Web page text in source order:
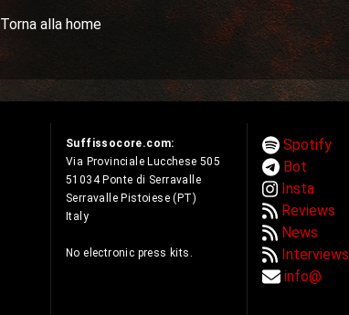
Torna alla home
Suffissocore.com:
Via Provinciale Lucchese 505
51034 Ponte di Serravalle
Serravalle Pistoiese (PT)
Italy
No electronic press kits.
Spotify
Bot
Insta
Reviews
News
Interviews
info@